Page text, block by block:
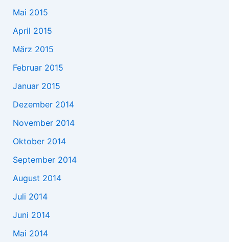
Mai 2015
April 2015
März 2015
Februar 2015
Januar 2015
Dezember 2014
November 2014
Oktober 2014
September 2014
August 2014
Juli 2014
Juni 2014
Mai 2014